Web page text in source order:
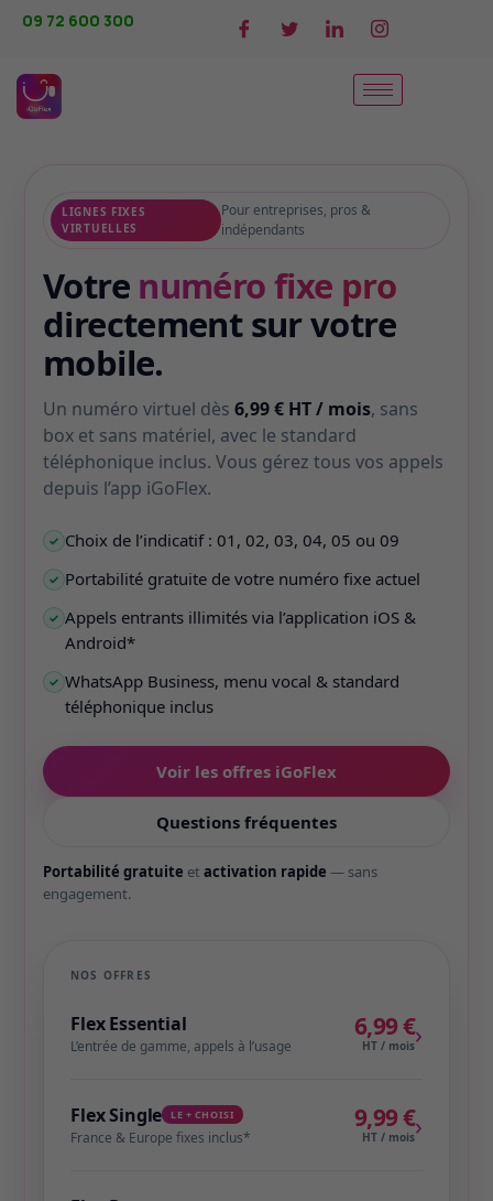
09 72 600 300
LIGNES FIXES
VIRTUELLES
Pour entreprises, pros &
indépendants
Votre numéro fixe pro
directement sur votre
mobile.
Un numéro virtuel dès 6,99 € HT / mois, sans
box et sans matériel, avec le standard
téléphonique inclus. Vous gérez tous vos appels
depuis l’app iGoFlex.
✓ Choix de l’indicatif : 01, 02, 03, 04, 05 ou 09
✓ Portabilité gratuite de votre numéro fixe actuel
✓ Appels entrants illimités via l’application iOS &
Android*
✓ WhatsApp Business, menu vocal & standard
téléphonique inclus
Voir les offres iGoFlex
Questions fréquentes
Portabilité gratuite et activation rapide — sans
engagement.
NOS OFFRES
Flex Essential
L’entrée de gamme, appels à l’usage
6,99 €
HT / mois›
Flex Single LE + CHOISI
France & Europe fixes inclus*
9,99 €
HT / mois›